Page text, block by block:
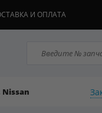
И ОПЛАТА
Nissan